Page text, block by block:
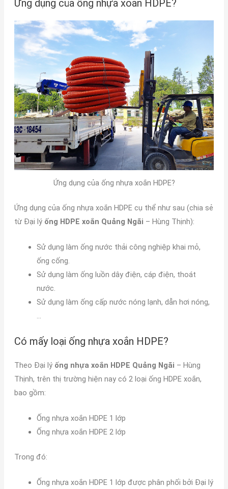
Ứng dụng của ống nhựa xoắn HDPE?
Ứng dụng của ống nhựa xoắn HDPE?
Ứng dụng của ống nhựa xoắn HDPE cụ thể như sau (chia sẻ
từ Đại lý ống HDPE xoắn Quảng Ngãi – Hùng Thịnh):
Sử dụng làm ống nước thải công nghiệp khai mỏ,
ống cống.
Sử dụng làm ống luồn dây điện, cáp điện, thoát
nước.
Sử dụng làm ống cấp nước nóng lạnh, dẫn hơi nóng,
…
Có mấy loại ống nhựa xoắn HDPE?
Theo Đại lý ống nhựa xoắn HDPE Quảng Ngãi – Hùng
Thịnh, trên thị trường hiện nay có 2 loại ống HDPE xoắn,
bao gồm:
Ống nhựa xoắn HDPE 1 lớp
Ống nhựa xoắn HDPE 2 lớp
Trong đó:
Ống nhựa xoắn HDPE 1 lớp được phân phối bởi Đại lý